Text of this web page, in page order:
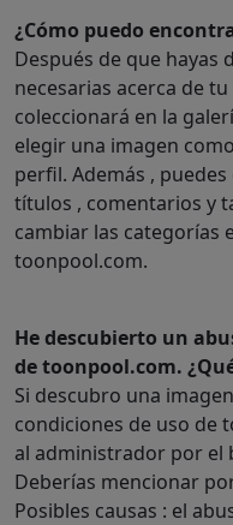
¿Cómo puedo
Después de que hayas
necesarias acerca de
coleccionará en la
elegir una imagen
perfil. Además ,
títulos , comentarios y
cambiar las categorías
toonpool.com.
He descubierto un
de toonpool.com.
Si descubro una
condiciones de uso de
al administrador por el
Deberías mencionar
Posibles causas : el